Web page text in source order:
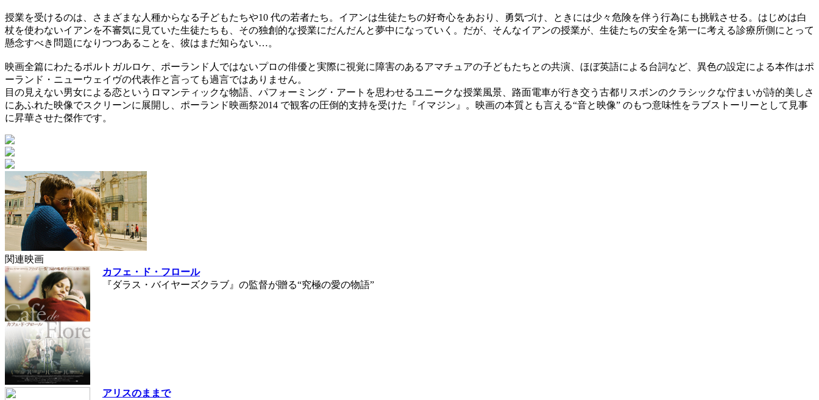
授業を受けるのは、さまざまな人種からなる子どもたちや10 代の若者たち。イアンは生徒たちの好奇心をあおり、勇気づけ、ときには少々危険を伴う行為にも挑戦させる。はじめは白
杖を使わないイアンを不審気に見ていた生徒たちも、その独創的な授業にだんだんと夢中になっていく。だが、そんなイアンの授業が、生徒たちの安全を第一に考える診療所側にとって
懸念すべき問題になりつつあることを、彼はまだ知らない…。
映画全篇にわたるポルトガルロケ、ポーランド人ではないプロの俳優と実際に視覚に障害のあるアマチュアの子どもたちとの共演、ほぼ英語による台詞など、異色の設定による本作はポ
ーランド・ニューウェイヴの代表作と言っても過言ではありません。
目の見えない男女による恋というロマンティックな物語、パフォーミング・アートを思わせるユニークな授業風景、路面電車が行き交う古都リスボンのクラシックな佇まいが詩的美しさ
にあふれた映像でスクリーンに展開し、ポーランド映画祭2014 で観客の圧倒的支持を受けた『イマジン』。映画の本質とも言える“音と映像” のもつ意味性をラブストーリーとして見事
に昇華させた傑作です。
関連映画
カフェ・ド・フロール
『ダラス・バイヤーズクラブ』の監督が贈る“究極の愛の物語”
アリスのままで